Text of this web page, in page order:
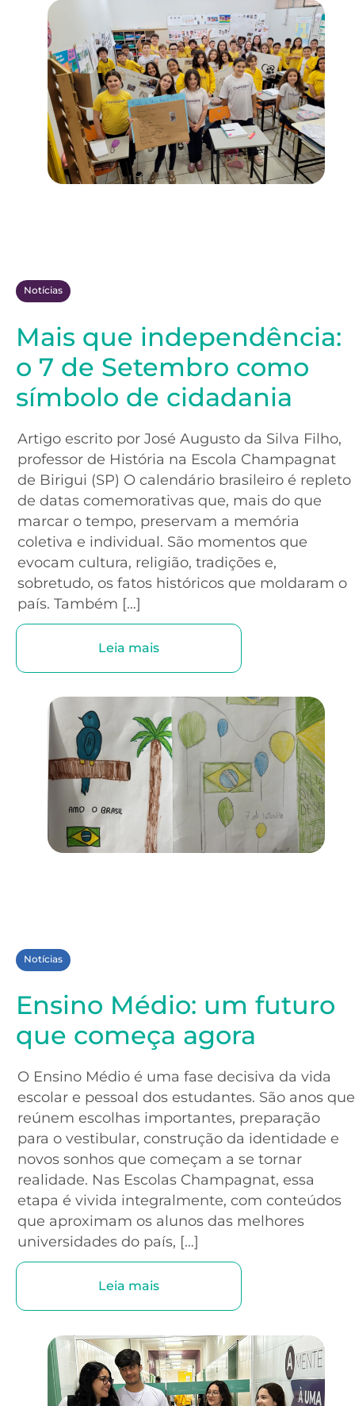
Notícias
Mais que independência:
o 7 de Setembro como
símbolo de cidadania
Artigo escrito por José Augusto da Silva Filho,
professor de História na Escola Champagnat
de Birigui (SP) O calendário brasileiro é repleto
de datas comemorativas que, mais do que
marcar o tempo, preservam a memória
coletiva e individual. São momentos que
evocam cultura, religião, tradições e,
sobretudo, os fatos históricos que moldaram o
país. Também […]
Leia mais
Notícias
Ensino Médio: um futuro
que começa agora
O Ensino Médio é uma fase decisiva da vida
escolar e pessoal dos estudantes. São anos que
reúnem escolhas importantes, preparação
para o vestibular, construção da identidade e
novos sonhos que começam a se tornar
realidade. Nas Escolas Champagnat, essa
etapa é vivida integralmente, com conteúdos
que aproximam os alunos das melhores
universidades do país, […]
Leia mais